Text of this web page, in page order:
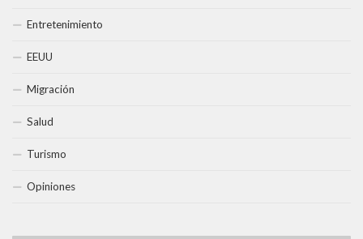
Entretenimiento
EEUU
Migración
Salud
Turismo
Opiniones